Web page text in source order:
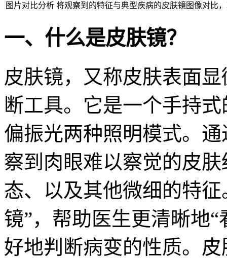
图片对比分析 将观察到的特征与典型疾病的皮肤镜图像对比
一、什么是皮肤镜？
皮肤镜，又称皮肤表面
断工具。它是一个手持
偏振光两种照明模式。
察到肉眼难以察觉的皮
态、以及其他微细的特
镜”，帮助医生更清晰地
好地判断病变的性质。